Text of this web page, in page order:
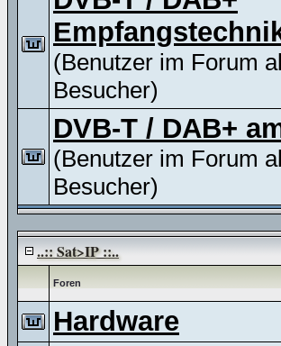
(Benutzer im Forum
Besucher)
DVB-T / DAB+
(Benutzer im Forum
Besucher)
..:: Sat>IP ::..
Foren
Hardware